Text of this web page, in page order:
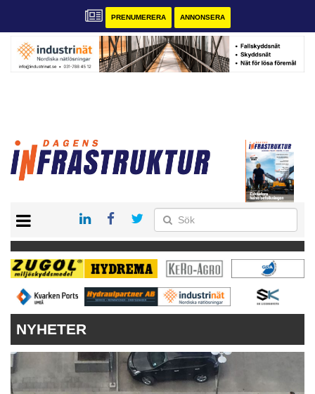
PRENUMERERA ANNONSERA
KONTAKT
VÅRA ANDRA MAGASIN
PRENUMERERA
ANNONSERA
NYHETER